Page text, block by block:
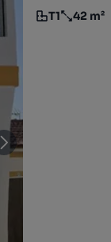
Tipologia
T1
Preço por42 m²